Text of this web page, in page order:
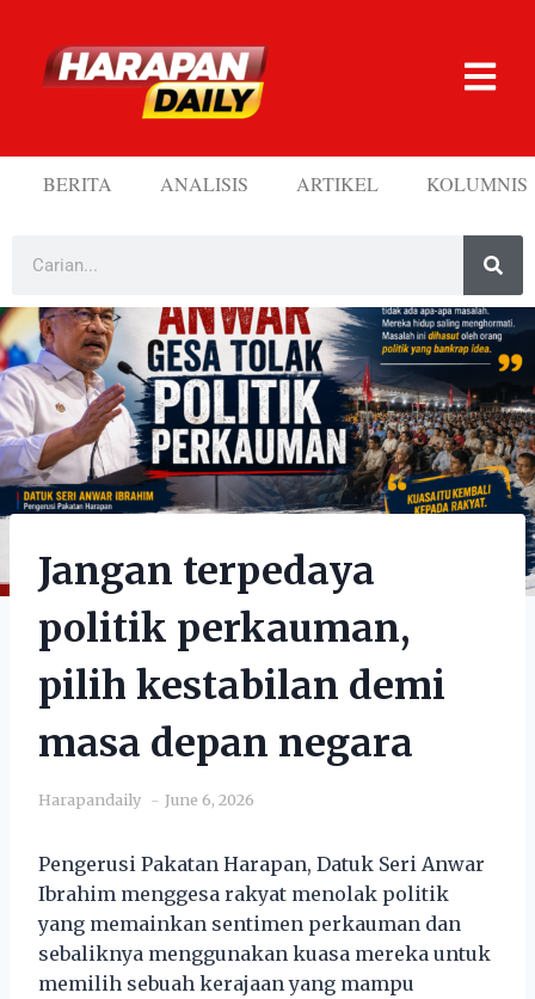
BERITA ANALISIS ARTIKEL KOLUMNIS
Jangan terpedaya
politik perkauman,
pilih kestabilan demi
masa depan negara
Harapandaily June 6, 2026
Pengerusi Pakatan Harapan, Datuk Seri Anwar
Ibrahim menggesa rakyat menolak politik
yang memainkan sentimen perkauman dan
sebaliknya menggunakan kuasa mereka untuk
memilih sebuah kerajaan yang mampu